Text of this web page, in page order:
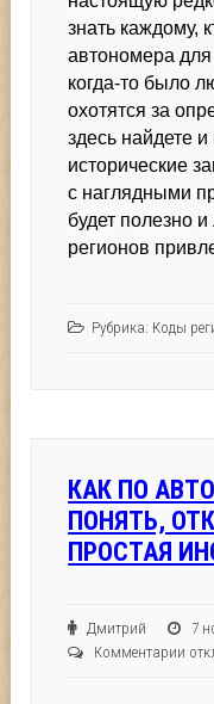
и
знать каждому,
автономера
когда‑то было
охотятся за
здесь найдете
исторические
с наглядными
будет полезно
регионов
Рубрика: Коды
КАК ПО
ПОНЯТЬ,
ПРОСТАЯ
Дмитрий 7
Комментарии к